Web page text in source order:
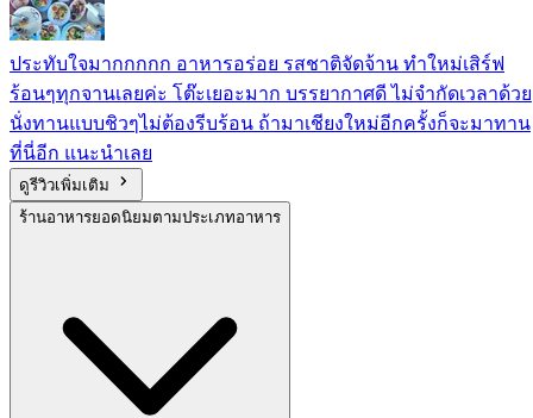
ประทับใจมากกกกก อาหารอร่อย รสชาติจัดจ้าน ทำใหม่เสิร์ฟ
ร้อนๆทุกจานเลยค่ะ โต๊ะเยอะมาก บรรยากาศดี ไม่จำกัดเวลาด้วย
นั่งทานแบบชิวๆไม่ต้องรีบร้อน ถ้ามาเชียงใหม่อีกครั้งก็จะมาทาน
ที่นี่อีก แนะนำเลย
ดูรีวิวเพิ่มเติม
ร้านอาหารยอดนิยมตามประเภทอาหาร